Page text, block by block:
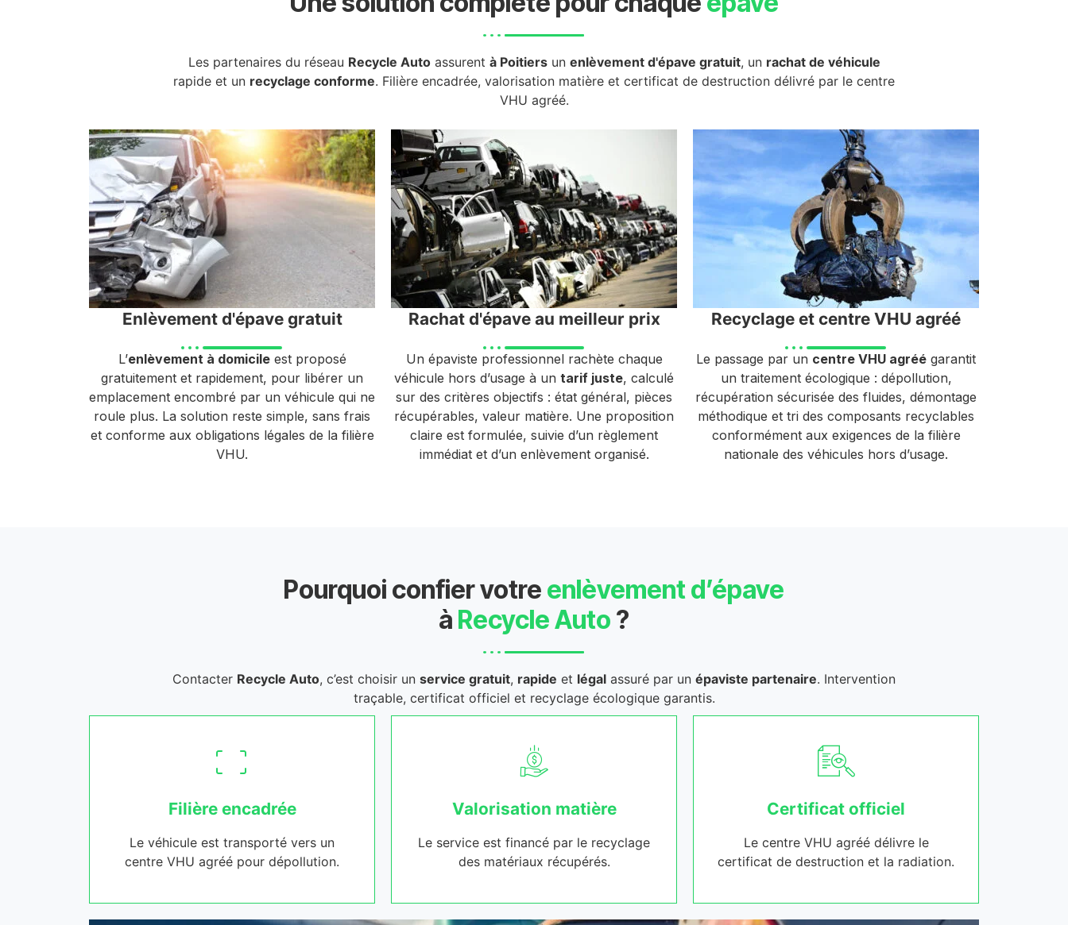
Les partenaires du réseau Recycle Autoassurent à Poitiersun enlèvement d'épave gratuit, un rachat de véhicule
rapide et un recyclage conforme. Filière encadrée, valorisation matière et certificat de destruction délivré par le centre
VHU agréé.
Enlèvement d'épave gratuit
L’enlèvement à domicileest proposé
gratuitement et rapidement, pour libérer un
emplacement encombré par un véhicule qui ne
roule plus. La solution reste simple, sans frais
et conforme aux obligations légales de la filière
VHU.
Rachat d'épave au meilleur prix
Un épaviste professionnel rachète chaque
véhicule hors d’usage à un tarif juste, calculé
sur des critères objectifs : état général, pièces
récupérables, valeur matière. Une proposition
claire est formulée, suivie d’un règlement
immédiat et d’un enlèvement organisé.
Recyclage et centre VHU agréé
Le passage par un centre VHU agréé garantit
un traitement écologique : dépollution,
récupération sécurisée des fluides, démontage
méthodique et tri des composants recyclables
conformément aux exigences de la filière
nationale des véhicules hors d’usage.
Pourquoi confier votre enlèvement d’épave
à Recycle Auto ?
Contacter Recycle Auto, c’est choisir un service gratuit, rapide et légal assuré par un épaviste partenaire. Intervention
traçable, certificat officiel et recyclage écologique garantis.
Filière encadrée
Le véhicule est transporté vers un
centre VHU agréé pour dépollution.
Valorisation matière
Le service est financé par le recyclage
des matériaux récupérés.
Certificat officiel
Le centre VHU agréé délivre le
certificat de destruction et la radiation.